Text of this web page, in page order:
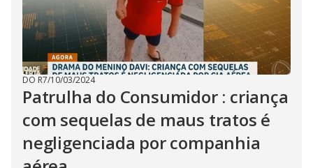
DO R7/10/03/2024
Patrulha do Consumidor : criança
com sequelas de maus tratos é
negligenciada por companhia